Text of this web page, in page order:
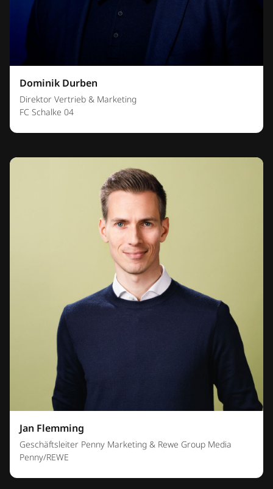
Dominik Durben
Direktor Vertrieb & Marketing
FC Schalke 04
Jan Flemming
Geschäftsleiter Penny Marketing & Rewe Group Media
Penny/REWE